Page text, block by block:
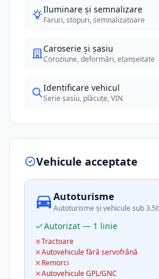
Iluminare și semnalizare
Faruri, stopuri, semnalizatoare
Caroserie și șasiu
Coroziune, deformări, etanșeitate
Identificare vehicul
Serie șasiu, plăcuțe, VIN
Vehicule acceptate
Autoturisme
Autoturisme și vehicule sub 3.5t
Autorizat — 1 linie
Tractoare
Autovehicule fără servofrână
Remorci
Autovehicule GPL/GNC